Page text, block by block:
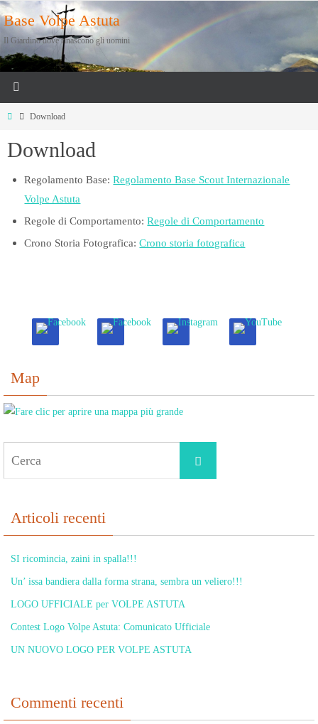
Salta
al
contenuto
Base Volpe Astuta
Il Giardino dove rinascono gli uomini
HomeDownload
Download
Regolamento Base:Regolamento Base Scout Internazionale
Volpe Astuta
Regole di Comportamento:Regole di Comportamento
Crono Storia Fotografica:Crono storia fotografica
Map
Cerca
Articoli recenti
SI ricomincia, zaini in spalla!!!
Un’ issa bandiera dalla forma strana, sembra un veliero!!!
LOGO UFFICIALE per VOLPE ASTUTA
Contest Logo Volpe Astuta: Comunicato Ufficiale
UN NUOVO LOGO PER VOLPE ASTUTA
Commenti recenti